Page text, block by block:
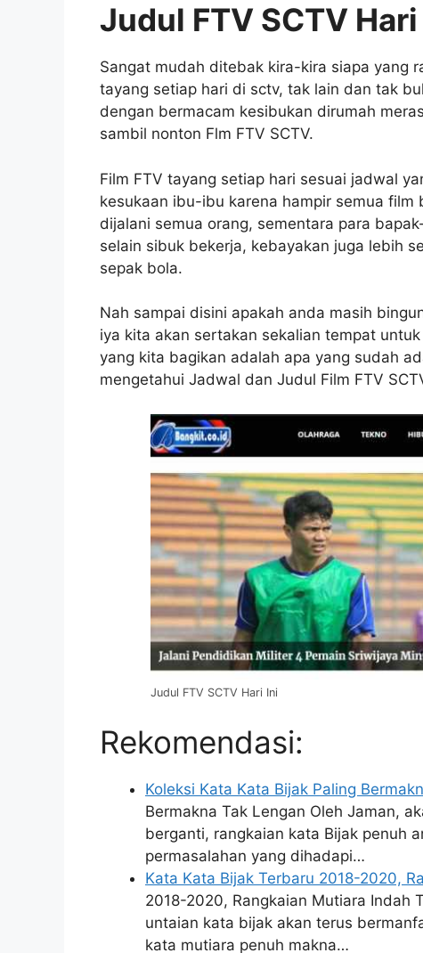
Judul FTV SCTV
Sangat mudah ditebak kira-kira siapa yang
tayang setiap hari di sctv, tak lain dan tak
dengan bermacam kesibukan dirumah
sambil nonton Flm FTV SCTV.
Film FTV tayang setiap hari sesuai jadwal
kesukaan ibu-ibu karena hampir semua
dijalani semua orang, sementara para
selain sibuk bekerja, kebayakan juga lebih
sepak bola.
Nah sampai disini apakah anda masih
iya kita akan sertakan sekalian tempat
yang kita bagikan adalah apa yang sudah
mengetahui Jadwal dan Judul Film FTV
Judul FTV SCTV Hari Ini
Rekomendasi:
Koleksi Kata Kata Bijak Paling
Bermakna Tak Lengan Oleh Jaman,
berganti, rangkaian kata Bijak penuh
permasalahan yang dihadapi…
Kata Kata Bijak Terbaru 2018-2020,
2018-2020, Rangkaian Mutiara Indah
untaian kata bijak akan terus
kata mutiara penuh makna…